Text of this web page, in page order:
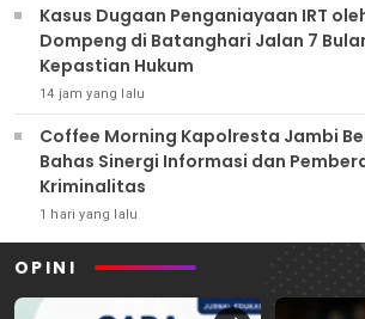
Kasus Dugaan Penganiayaan IRT
Dompeng di Batanghari Jalan 7
Kepastian Hukum
14 jam yang lalu
Coffee Morning Kapolresta Jambi
Bahas Sinergi Informasi dan
Kriminalitas
1 hari yang lalu
OPINI